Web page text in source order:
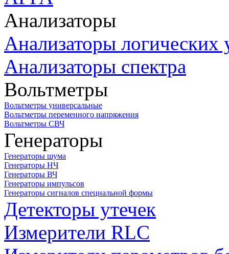
Анализаторы
Анализаторы логических
Анализаторы спектра
Вольтметры
Вольтметры универсальные
Вольтметры переменного напряжения
Вольтметры СВЧ
Генераторы
Генераторы шума
Генераторы НЧ
Генераторы ВЧ
Генераторы импульсов
Генераторы сигналов специальной формы
Детекторы утечек
Измерители RLC